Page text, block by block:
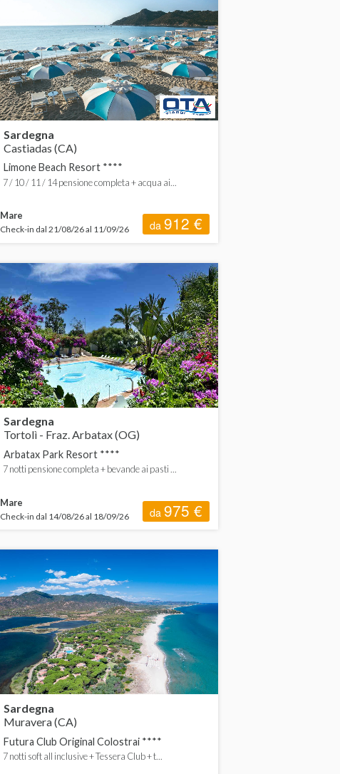
Sardegna
Castiadas (CA)
Limone Beach Resort ****
7 / 10 / 11 / 14 pensione completa + acqua ai...
Mare
Check-in dal 21/08/26 al 11/09/26 da912 €
Sardegna
Tortolì - Fraz. Arbatax (OG)
Arbatax Park Resort ****
7 notti pensione completa + bevande ai pasti ...
Mare
Check-in dal 14/08/26 al 18/09/26 da975 €
Sardegna
Muravera (CA)
Futura Club Original Colostrai ****
7 notti soft all inclusive + Tessera Club + t...